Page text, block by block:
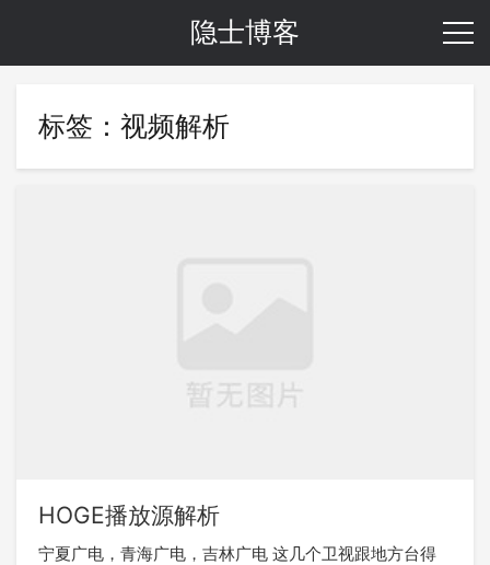
隐士博客
标签：视频解析
HOGE播放源解析
宁夏广电，青海广电，吉林广电 这几个卫视跟地方台得